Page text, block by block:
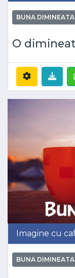
BUNA DIMINEATA
O
Imagine cu
BUNA DIMINEATA